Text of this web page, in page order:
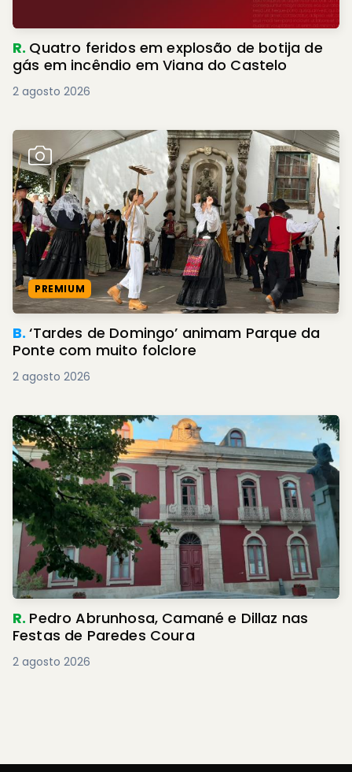
R. Quatro feridos em explosão de botija de
gás em incêndio em Viana do Castelo
2 agosto 2026
PREMIUM
B.‘Tardes de Domingo’ animam Parque da
Ponte com muito folclore
2 agosto 2026
R. Pedro Abrunhosa, Camané e Dillaz nas
Festas de Paredes Coura
2 agosto 2026